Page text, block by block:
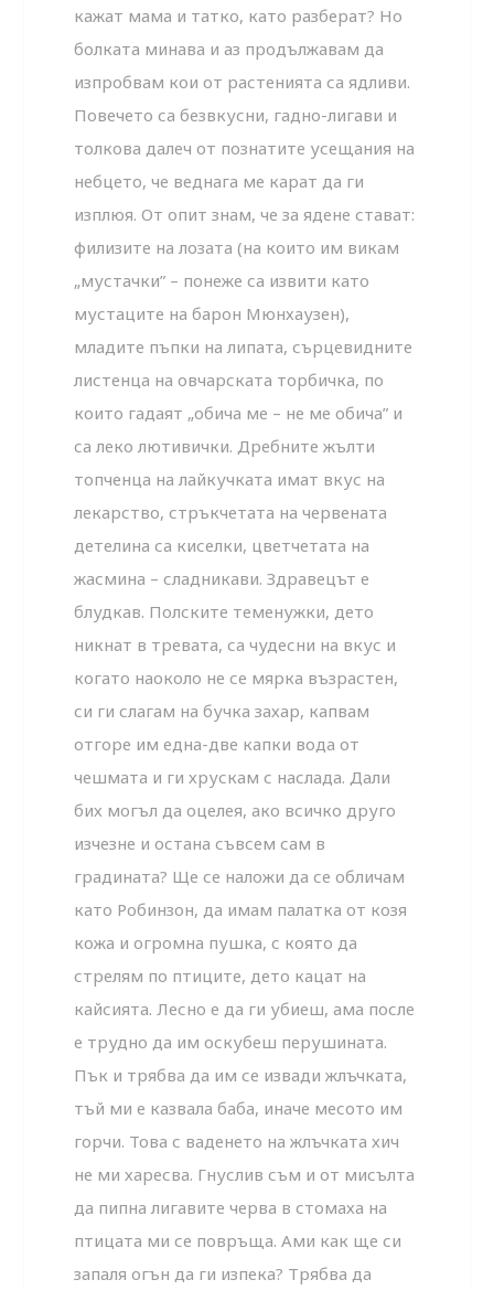
кажат мама и татко, като разберат? Но
болката минава и аз продължавам да
изпробвам кои от растенията са ядливи.
Повечето са безвкусни, гадно-лигави и
толкова далеч от познатите усещания на
небцето, че веднага ме карат да ги
изплюя. От опит знам, че за ядене стават:
филизите на лозата (на които им викам
„мустачки” – понеже са извити като
мустаците на барон Мюнхаузен),
младите пъпки на липата, сърцевидните
листенца на овчарската торбичка, по
които гадаят „обича ме – не ме обича” и
са леко лютивички. Дребните жълти
топченца на лайкучката имат вкус на
лекарство, стръкчетата на червената
детелина са киселки, цветчетата на
жасмина – сладникави. Здравецът е
блудкав. Полските теменужки, дето
никнат в тревата, са чудесни на вкус и
когато наоколо не се мярка възрастен,
си ги слагам на бучка захар, капвам
отгоре им една-две капки вода от
чешмата и ги хрускам с наслада. Дали
бих могъл да оцелея, ако всичко друго
изчезне и остана съвсем сам в
градината? Ще се наложи да се обличам
като Робинзон, да имам палатка от козя
кожа и огромна пушка, с която да
стрелям по птиците, дето кацат на
кайсията. Лесно е да ги убиеш, ама после
е трудно да им оскубеш перушината.
Пък и трябва да им се извади жлъчката,
тъй ми е казвала баба, иначе месото им
горчи. Това с ваденето на жлъчката хич
не ми харесва. Гнуслив съм и от мисълта
да пипна лигавите черва в стомаха на
птицата ми се повръща. Ами как ще си
запаля огън да ги изпека? Трябва да